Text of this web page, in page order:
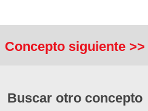
Concepto siguiente >>
Buscar otro concepto